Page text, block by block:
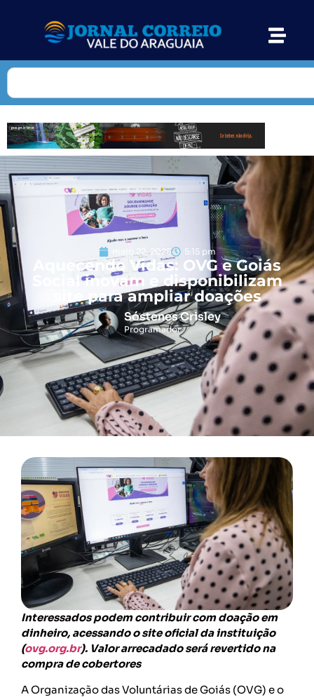
maio 22, 2025 5:15 pm
Aquecendo Vidas: OVG e Goiás
Social inovam e disponibilizam
site para ampliar doações
Sóstenes Crisley
Programador
Interessados podem contribuir com doação em
dinheiro, acessando o site oficial da instituição
(ovg.org.br). Valor arrecadado será revertido na
compra de cobertores
A Organização das Voluntárias de Goiás (OVG) e o